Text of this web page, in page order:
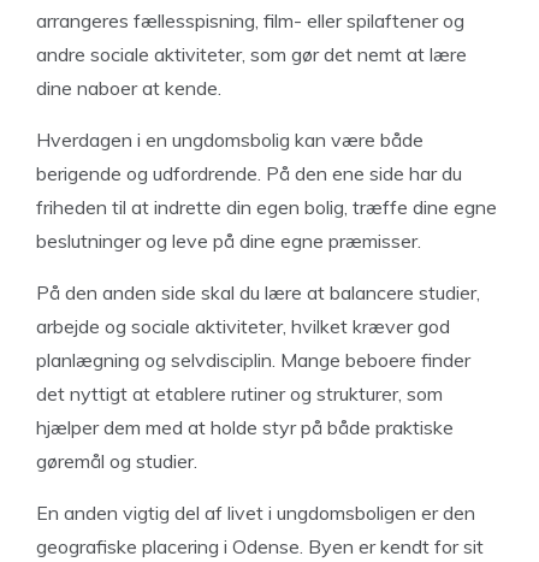
arrangeres fællesspisning, film- eller spilaftener og
andre sociale aktiviteter, som gør det nemt at lære
dine naboer at kende.
Hverdagen i en ungdomsbolig kan være både
berigende og udfordrende. På den ene side har du
friheden til at indrette din egen bolig, træffe dine egne
beslutninger og leve på dine egne præmisser.
På den anden side skal du lære at balancere studier,
arbejde og sociale aktiviteter, hvilket kræver god
planlægning og selvdisciplin. Mange beboere finder
det nyttigt at etablere rutiner og strukturer, som
hjælper dem med at holde styr på både praktiske
gøremål og studier.
En anden vigtig del af livet i ungdomsboligen er den
geografiske placering i Odense. Byen er kendt for sit